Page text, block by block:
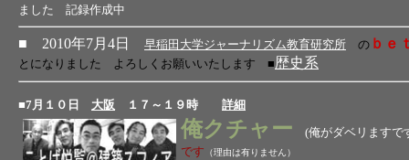
ました
記録作成中
■ 2010年7月4日 早稲田大学ジャーナリズム教育研究所 の ｂｅ
とになりました よろしくお願いいたします ■歴史系
■7月１０日 大阪 １７～１９時 詳細
俺クチャー
(俺がダベリますで
です （理由は有りません）